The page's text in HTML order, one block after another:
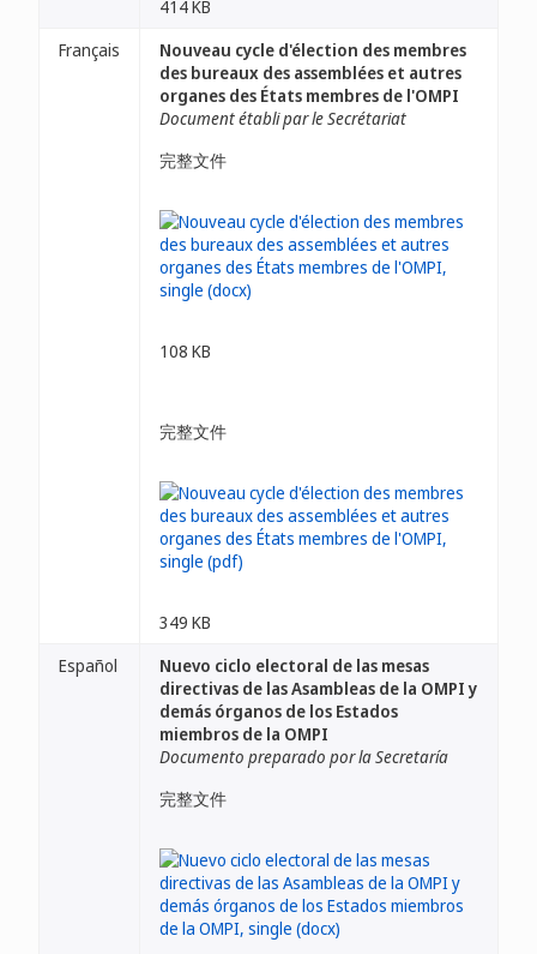
414 KB
Français
Nouveau cycle d'élection des membres
des bureaux des assemblées et autres
organes des États membres de l'OMPI
Document établi par le Secrétariat
完整文件
108 KB
完整文件
349 KB
Español
Nuevo ciclo electoral de las mesas
directivas de las Asambleas de la OMPI y
demás órganos de los Estados
miembros de la OMPI
Documento preparado por la Secretaría
完整文件